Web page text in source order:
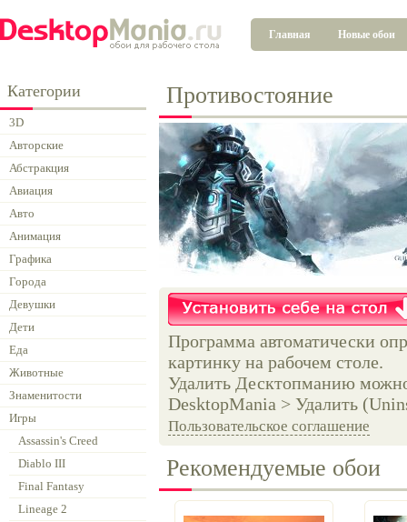
Главная Новые обои
Категории
3D
Авторские
Абстракция
Авиация
Авто
Анимация
Графика
Города
Девушки
Дети
Еда
Животные
Знаменитости
Игры
Assassin's Creed
Diablo III
Final Fantasy
Lineage 2
Противостояние
Программа автоматически
картинку на рабочем столе.
Удалить Десктопманию
DesktopMania > Удалить
Пользовательское соглашение
Рекомендуемые обои